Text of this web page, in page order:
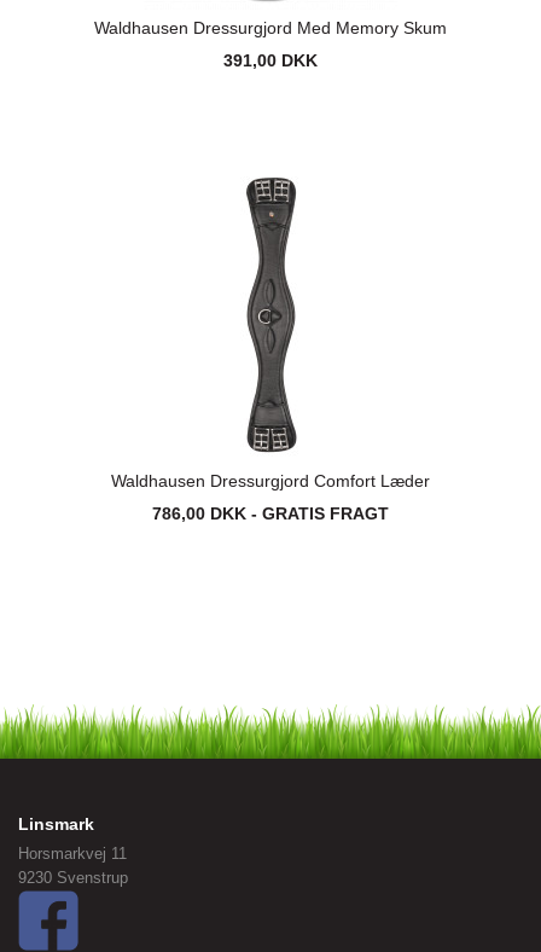
Waldhausen Dressurgjord Med Memory Skum
391,00 DKK
Waldhausen Dressurgjord Comfort Læder
786,00 DKK - GRATIS FRAGT
Linsmark
Horsmarkvej 11
9230 Svenstrup